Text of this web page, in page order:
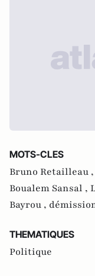
MOTS-CLES
Bruno Retailleau ,
Boualem Sansal ,
Bayrou ,
THEMATIQUES
Politique